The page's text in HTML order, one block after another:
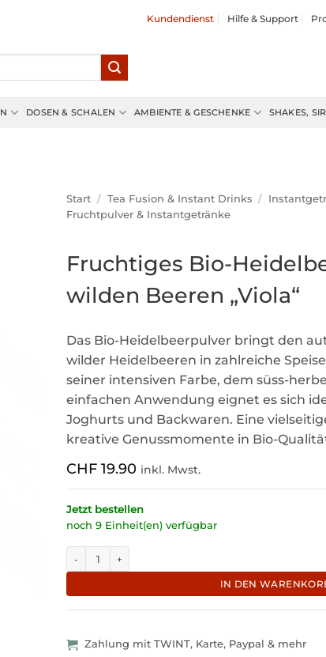
Kundendienst Hilfe & Support
DOSEN & SCHALEN AMBIENTE & GESCHENKE SHAKES,
Start / Tea Fusion & Instant Drinks /
Fruchtpulver & Instantgetränke
Fruchtiges Bio-
wilden Beeren „Viola“
Das Bio-Heidelbeerpulver bringt den
wilder Heidelbeeren in zahlreiche
seiner intensiven Farbe, dem süss-
einfachen Anwendung eignet es sich
Joghurts und Backwaren. Eine
kreative Genussmomente in Bio-
CHF 19.90 inkl. Mwst.
Jetzt bestellen
noch 9 Einheit(en) verfügbar
IN DEN
Zahlung mit TWINT, Karte, Paypal & mehr